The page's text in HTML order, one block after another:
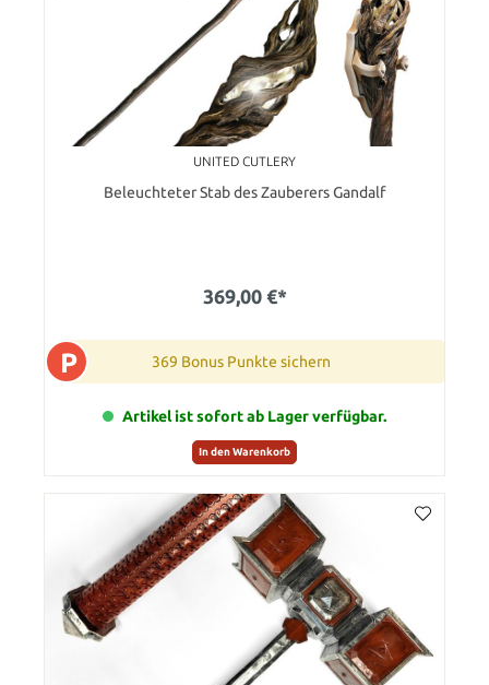
UNITED CUTLERY
Beleuchteter Stab des Zauberers Gandalf
369,00 €*
P 369 Bonus Punkte sichern
Artikel ist sofort ab Lager verfügbar.
In den Warenkorb